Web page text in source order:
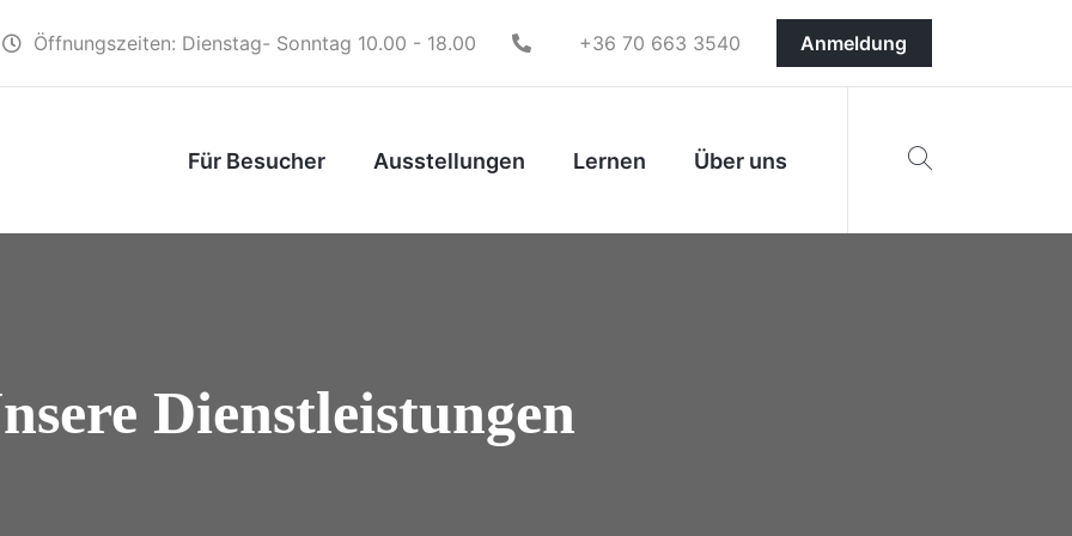
Öffnungszeiten: Dienstag- Sonntag 10.00 - 18.00 +36 70 663 3540 Anmeldung
Für Besucher Ausstellungen Lernen Über uns
Dienstleistungen